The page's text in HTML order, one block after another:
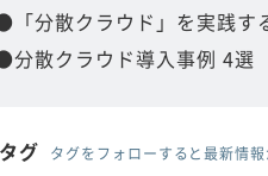
「分散クラウド」を実践す
分散クラウド導入事例 4選
グ タグをフォローすると最新情